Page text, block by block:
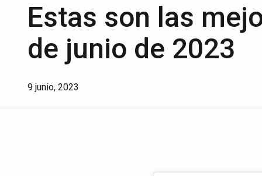
Estas son las
de junio de 2023
9 junio, 2023